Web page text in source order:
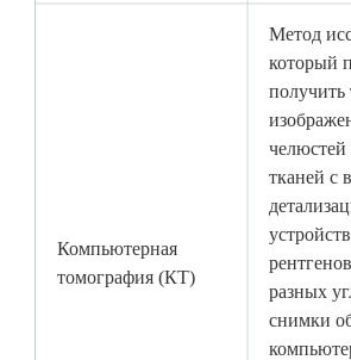
Компьютерная
томография (КТ)
Метод
который
получить
тканей с
разных
снимки